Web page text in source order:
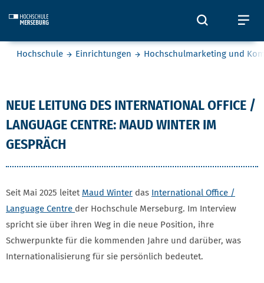
Öffnet
Sie befinden sich hier:
Hochschule Einrichtungen Hochschulmarketing und
NEUE LEITUNG DES INTERNATIONAL OFFICE /
LANGUAGE CENTRE: MAUD WINTER IM
GESPRÄCH
Seit Mai 2025 leitet Maud Winter das International Office /
Language Centre der Hochschule Merseburg. Im Interview
spricht sie über ihren Weg in die neue Position, ihre
Schwerpunkte für die kommenden Jahre und darüber, was
Internationalisierung für sie persönlich bedeutet.